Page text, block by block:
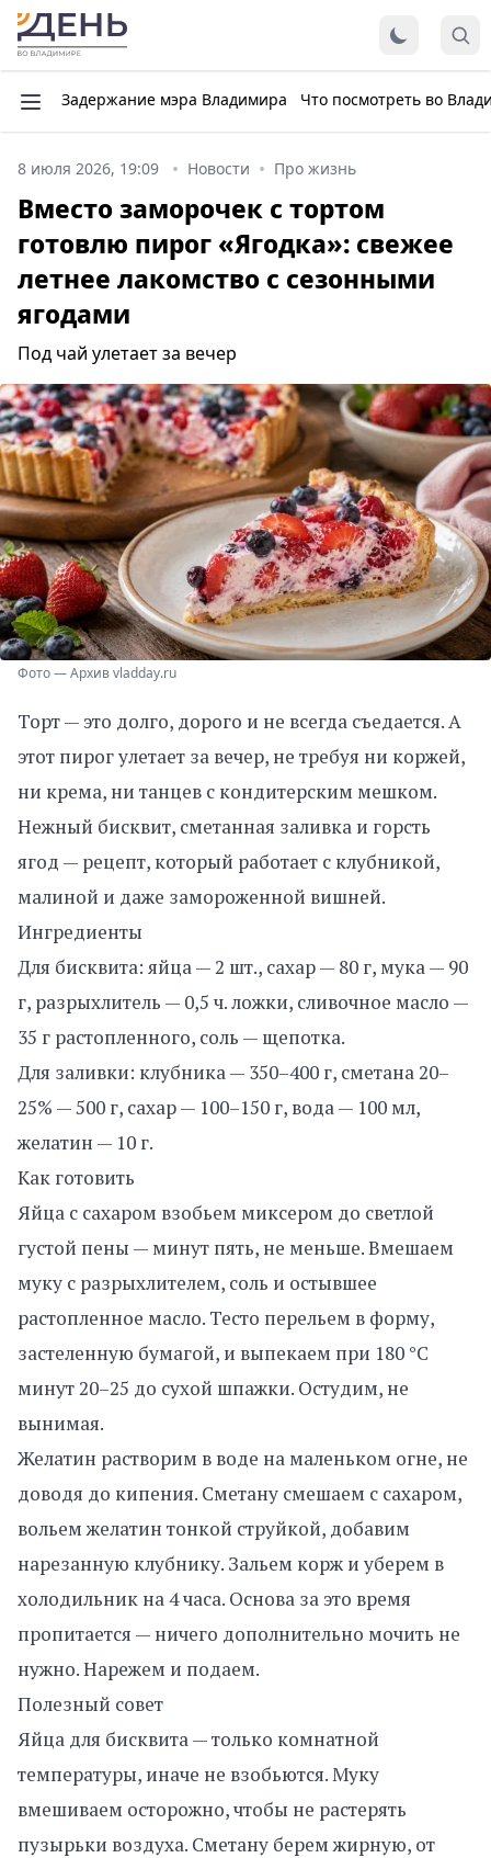
Задержание мэра Владимира Что посмотреть во
8 июля 2026, 19:09 Новости Про жизнь
Вместо заморочек с тортом
готовлю пирог «Ягодка»: свежее
летнее лакомство с сезонными
ягодами
Под чай улетает за вечер
Фото — Архив vladday.ru
Торт — это долго, дорого и не всегда съедается. А
этот пирог улетает за вечер, не требуя ни коржей,
ни крема, ни танцев с кондитерским мешком.
Нежный бисквит, сметанная заливка и горсть
ягод — рецепт, который работает с клубникой,
малиной и даже замороженной вишней.
Ингредиенты
Для бисквита: яйца — 2 шт., сахар — 80 г, мука — 90
г, разрыхлитель — 0,5 ч. ложки, сливочное масло —
35 г растопленного, соль — щепотка.
Для заливки: клубника — 350–400 г, сметана 20–
25% — 500 г, сахар — 100–150 г, вода — 100 мл,
желатин — 10 г.
Как готовить
Яйца с сахаром взобьем миксером до светлой
густой пены — минут пять, не меньше. Вмешаем
муку с разрыхлителем, соль и остывшее
растопленное масло. Тесто перельем в форму,
застеленную бумагой, и выпекаем при 180 °C
минут 20–25 до сухой шпажки. Остудим, не
вынимая.
Желатин растворим в воде на маленьком огне, не
доводя до кипения. Сметану смешаем с сахаром,
вольем желатин тонкой струйкой, добавим
нарезанную клубнику. Зальем корж и уберем в
холодильник на 4 часа. Основа за это время
пропитается — ничего дополнительно мочить не
нужно. Нарежем и подаем.
Полезный совет
Яйца для бисквита — только комнатной
температуры, иначе не взобьются. Муку
вмешиваем осторожно, чтобы не растерять
пузырьки воздуха. Сметану берем жирную, от